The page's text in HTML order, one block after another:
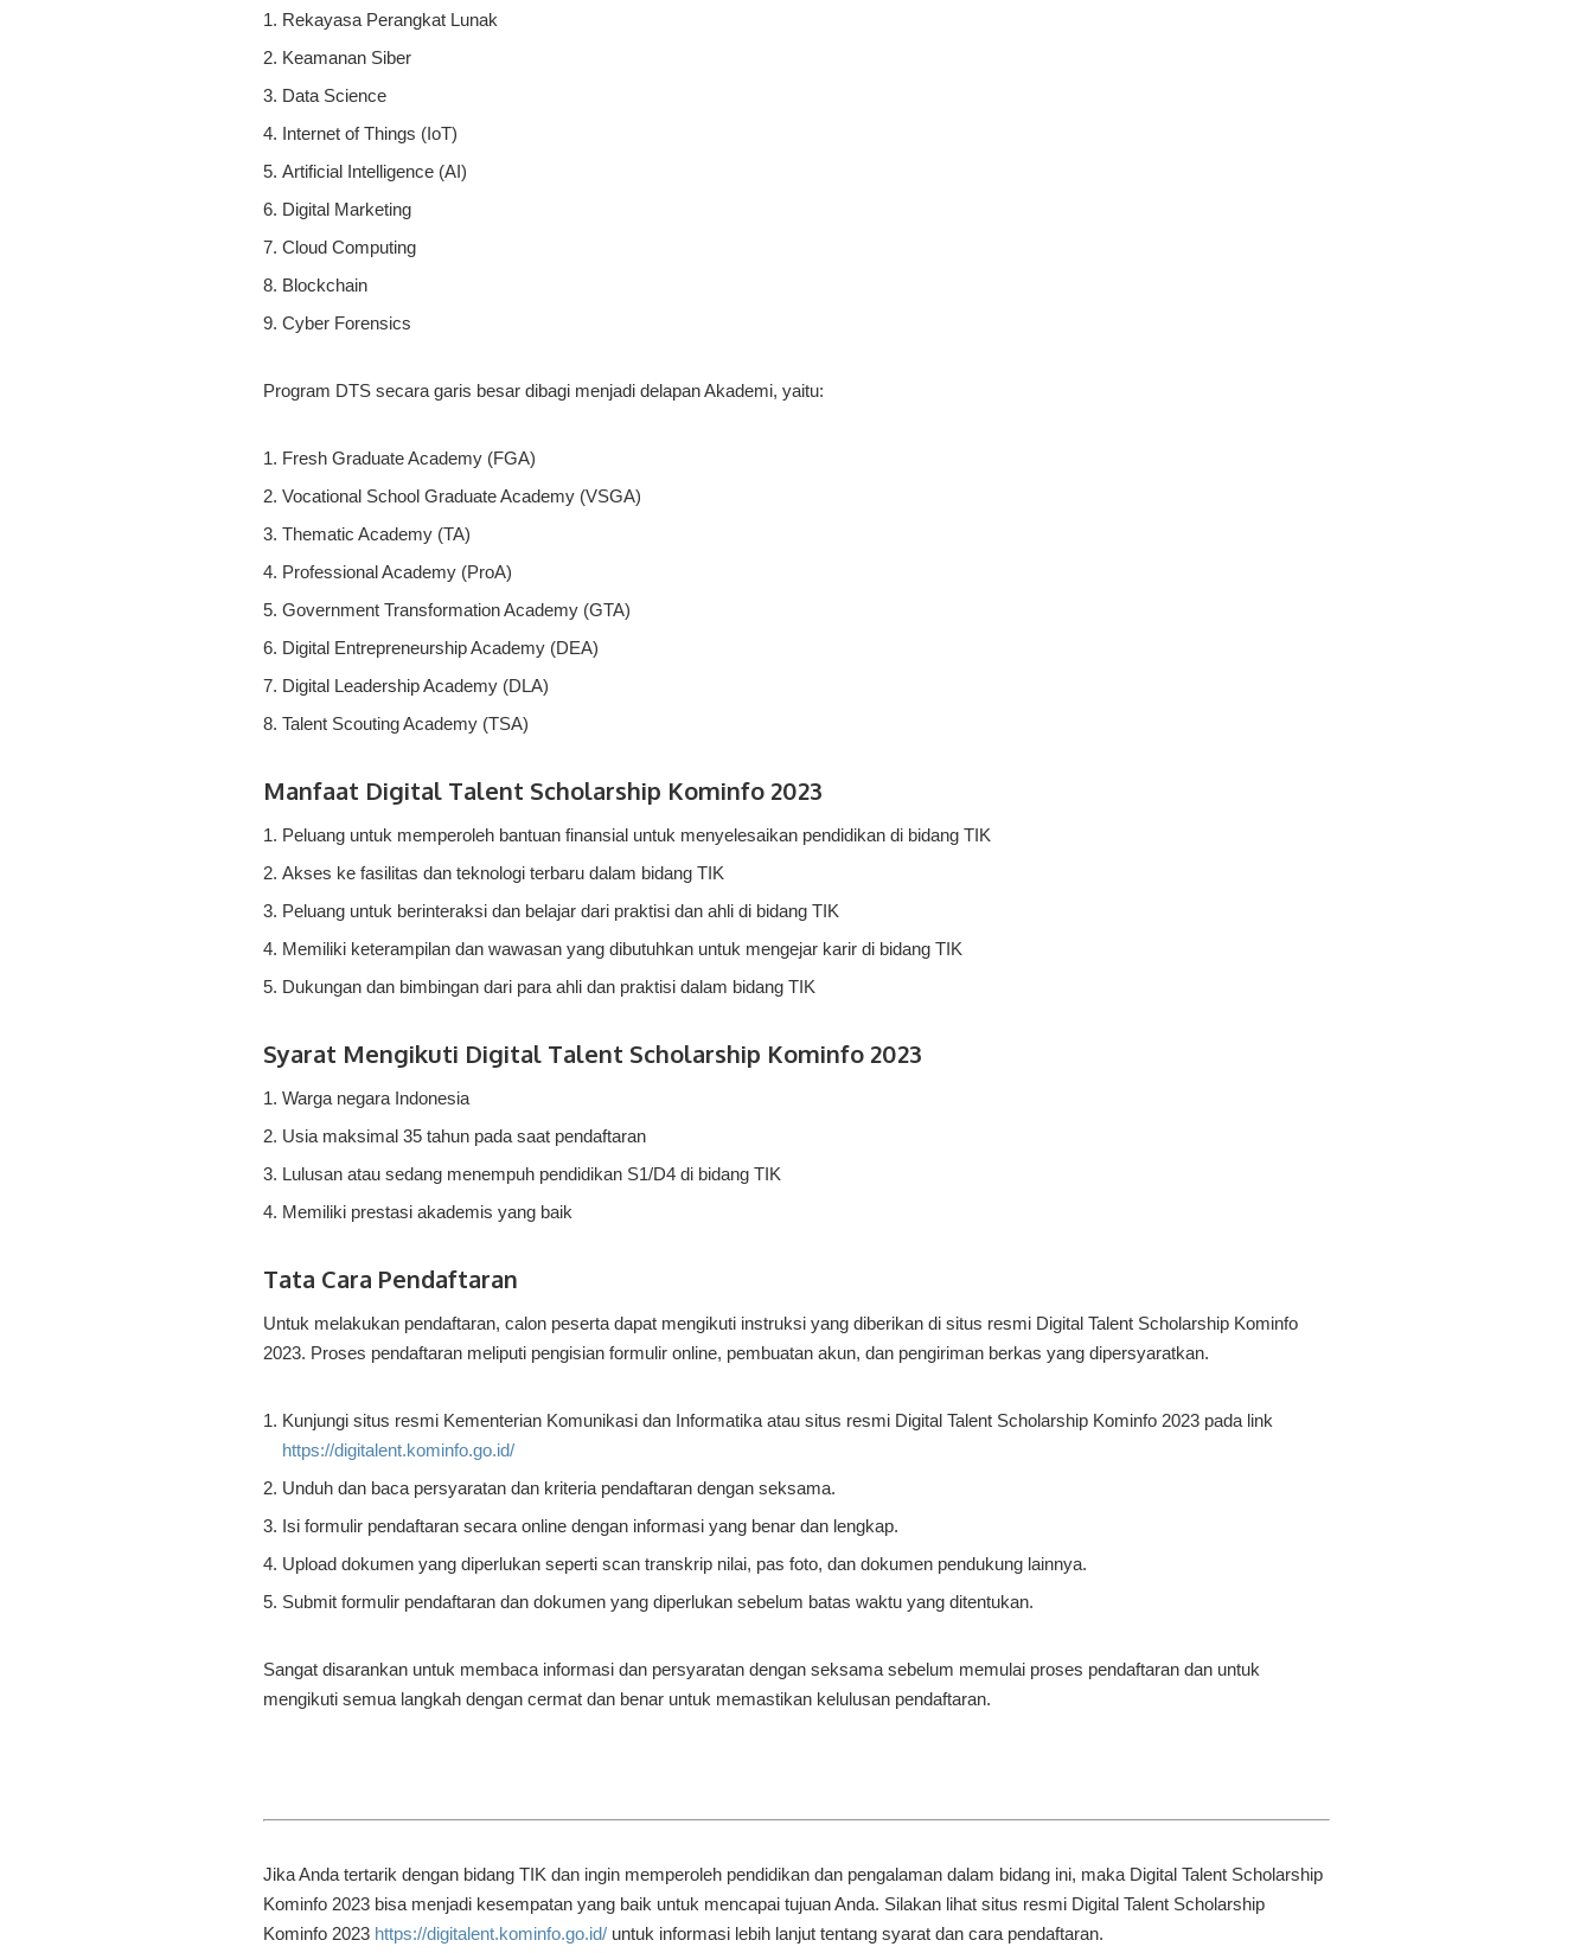
Rekayasa Perangkat Lunak
Keamanan Siber
Data Science
Internet of Things (IoT)
Artificial Intelligence (AI)
Digital Marketing
Cloud Computing
Blockchain
Cyber Forensics
Program DTS secara garis besar dibagi menjadi delapan Akademi, yaitu:
Fresh Graduate Academy (FGA)
Vocational School Graduate Academy (VSGA)
Thematic Academy (TA)
Professional Academy (ProA)
Government Transformation Academy (GTA)
Digital Entrepreneurship Academy (DEA)
Digital Leadership Academy (DLA)
Talent Scouting Academy (TSA)
Manfaat Digital Talent Scholarship Kominfo 2023
Peluang untuk memperoleh bantuan finansial untuk menyelesaikan pendidikan di bidang TIK
Akses ke fasilitas dan teknologi terbaru dalam bidang TIK
Peluang untuk berinteraksi dan belajar dari praktisi dan ahli di bidang TIK
Memiliki keterampilan dan wawasan yang dibutuhkan untuk mengejar karir di bidang TIK
Dukungan dan bimbingan dari para ahli dan praktisi dalam bidang TIK
Syarat Mengikuti Digital Talent Scholarship Kominfo 2023
Warga negara Indonesia
Usia maksimal 35 tahun pada saat pendaftaran
Lulusan atau sedang menempuh pendidikan S1/D4 di bidang TIK
Memiliki prestasi akademis yang baik
Tata Cara Pendaftaran
Untuk melakukan pendaftaran, calon peserta dapat mengikuti instruksi yang diberikan di situs resmi Digital Talent Scholarship Kominfo
2023. Proses pendaftaran meliputi pengisian formulir online, pembuatan akun, dan pengiriman berkas yang dipersyaratkan.
Kunjungi situs resmi Kementerian Komunikasi dan Informatika atau situs resmi Digital Talent Scholarship Kominfo 2023 pada link
https://digitalent.kominfo.go.id/
Unduh dan baca persyaratan dan kriteria pendaftaran dengan seksama.
Isi formulir pendaftaran secara online dengan informasi yang benar dan lengkap.
Upload dokumen yang diperlukan seperti scan transkrip nilai, pas foto, dan dokumen pendukung lainnya.
Submit formulir pendaftaran dan dokumen yang diperlukan sebelum batas waktu yang ditentukan.
Sangat disarankan untuk membaca informasi dan persyaratan dengan seksama sebelum memulai proses pendaftaran dan untuk
mengikuti semua langkah dengan cermat dan benar untuk memastikan kelulusan pendaftaran.
Jika Anda tertarik dengan bidang TIK dan ingin memperoleh pendidikan dan pengalaman dalam bidang ini, maka Digital Talent Scholarship
Kominfo 2023 bisa menjadi kesempatan yang baik untuk mencapai tujuan Anda. Silakan lihat situs resmi Digital Talent Scholarship
Kominfo 2023 https://digitalent.kominfo.go.id/ untuk informasi lebih lanjut tentang syarat dan cara pendaftaran.